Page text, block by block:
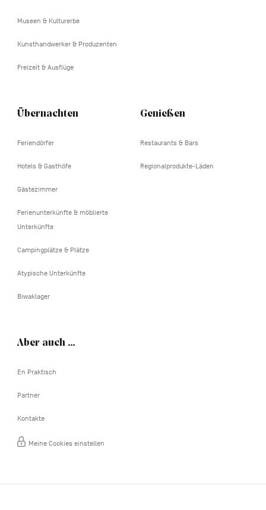
Museen & Kulturerbe
Kunsthandwerker & Produzenten
Freizeit & Ausflüge
Übernachten
Feriendörfer
Hotels & Gasthöfe
Gästezimmer
Ferienunterkünfte & möblierte
Unterkünfte
Campingplätze & Plätze
Atypische Unterkünfte
Biwaklager
Genießen
Restaurants & Bars
Regionalprodukte-Läden
Aber auch …
En Praktisch
Partner
Kontakte
Meine Cookies einstellen